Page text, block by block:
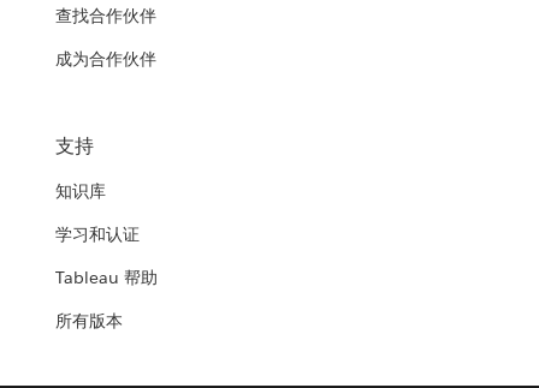
查找合作伙伴
成为合作伙伴
支持
知识库
学习和认证
Tableau 帮助
所有版本